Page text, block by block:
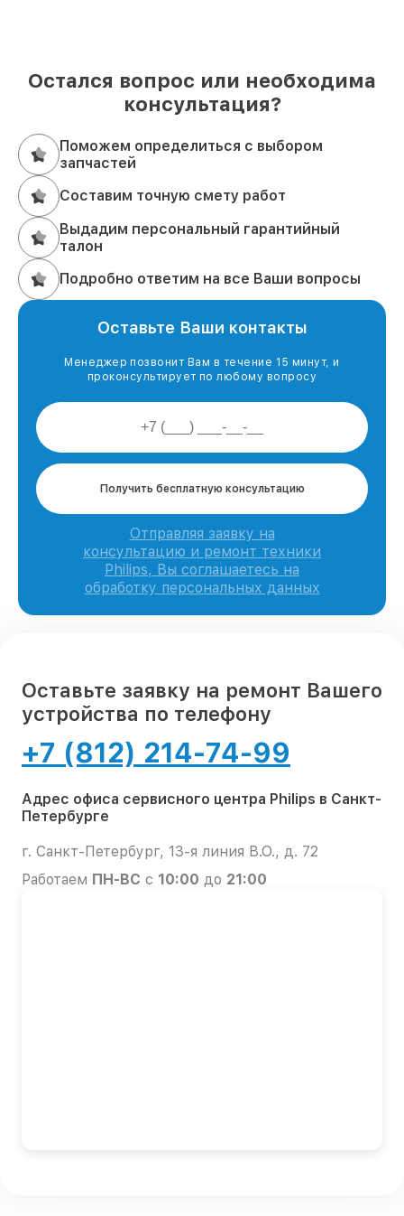
Остался вопрос или необходима
консультация?
Поможем определиться с выбором
запчастей
Составим точную смету работ
Выдадим персональный гарантийный
талон
Подробно ответим на все Ваши вопросы
Оставьте Ваши контакты
Менеджер позвонит Вам в течение 15 минут, и
проконсультирует по любому вопросу
Получить бесплатную консультацию
Отправляя заявку на
консультацию и ремонт техники
Philips, Вы соглашаетесь на
обработку персональных данных
Оставьте заявку на ремонт Вашего
устройства по телефону
+7 (812) 214-74-99
Адрес офиса сервисного центра Philips в Санкт-
Петербурге
г. Санкт-Петербург, 13-я линия В.О., д. 72
Работаем ПН-ВС с 10:00 до 21:00